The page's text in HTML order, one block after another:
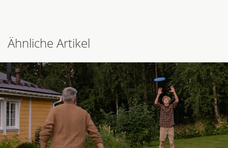
Ähnliche Artikel